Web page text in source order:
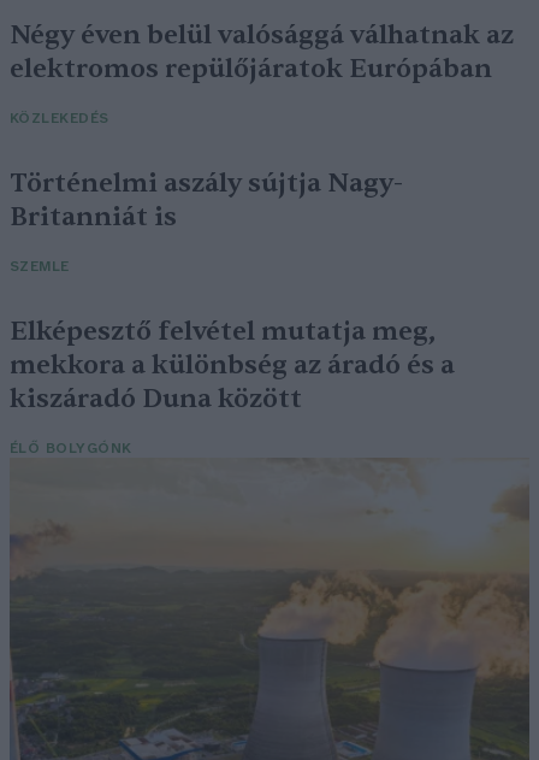
Négy éven belül valósággá válhatnak az
elektromos repülőjáratok Európában
KÖZLEKEDÉS
Történelmi aszály sújtja Nagy-
Britanniát is
SZEMLE
Elképesztő felvétel mutatja meg,
mekkora a különbség az áradó és a
kiszáradó Duna között
ÉLŐ BOLYGÓNK